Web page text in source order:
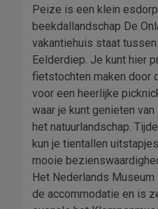
Peize is een klein
beekdallandschap De
vakantiehuis staat
Eelderdiep. Je kunt hier
fietstochten maken door
voor een heerlijke
waar je kunt genieten
het natuurlandschap.
kun je tientallen
mooie
Het Nederlands
de accommodatie en is